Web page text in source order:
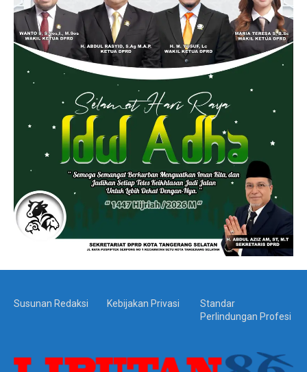
Susunan Redaksi Kebijakan Privasi
Standar
Perlindungan Profesi